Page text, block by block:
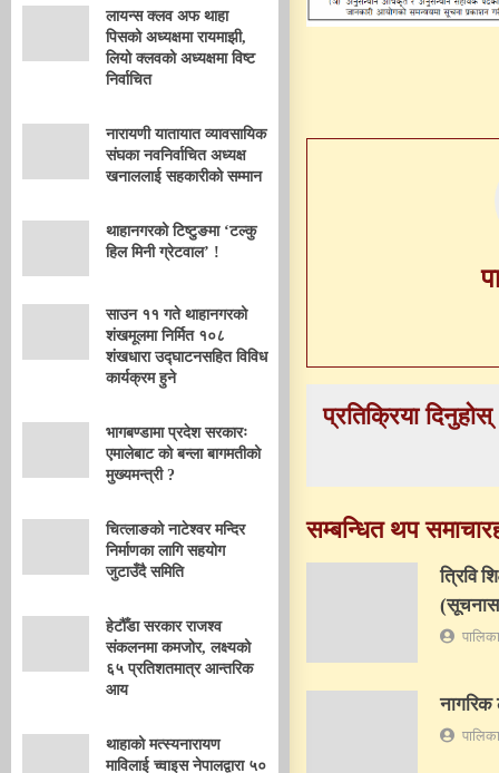
लायन्स क्लव अफ थाहा
पिसको अध्यक्षमा रायमाझी,
लियो क्लवको अध्यक्षमा विष्ट
निर्वाचित
नारायणी यातायात व्यावसायिक
संघका नवनिर्वाचित अध्यक्ष
खनाललाई सहकारीको सम्मान
थाहानगरको टिष्टुङमा ‘टल्कु
हिल मिनी ग्रेटवाल’ !
साउन ११ गते थाहानगरको
शंखमूलमा निर्मित १०८
शंखधारा उद्घाटनसहित विविध
कार्यक्रम हुने
भागबण्डामा प्रदेश सरकारः
एमालेबाट को बन्ला बागमतीको
मुख्यमन्त्री ?
चित्लाङको नाटेश्वर मन्दिर
निर्माणका लागि सहयोग
जुटाउँदै समिति
हेटौँडा सरकार राजश्व
संकलनमा कमजोर, लक्ष्यको
६५ प्रतिशतमात्र आन्तरिक
आय
थाहाको मत्स्यनारायण
माविलाई च्वाइस नेपालद्वारा ५०
प्रतिक्रिया दिनुहोस्
सम्बन्धित थप
त्रिवि
नागरिक